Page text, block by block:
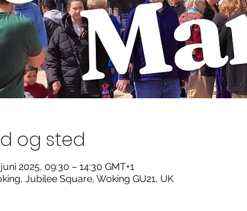
og sted
2025, 09:30 – 14:30 GMT+1
Jubilee Square, Woking GU21, UK